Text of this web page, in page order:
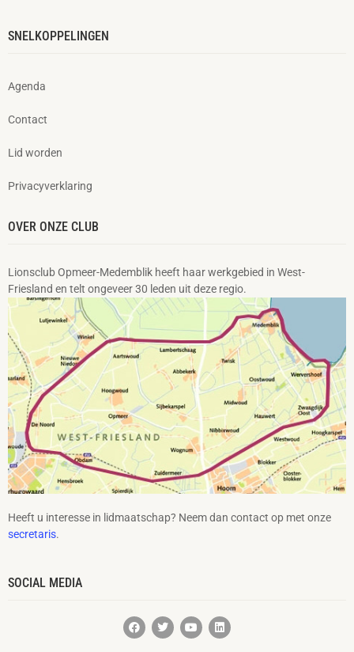
SNELKOPPELINGEN
Agenda
Contact
Lid worden
Privacyverklaring
OVER ONZE CLUB
Lionsclub Opmeer-Medemblik heeft haar werkgebied in West-
Friesland en telt ongeveer 30 leden uit deze regio.
Heeft u interesse in lidmaatschap? Neem dan contact op met onze
secretaris.
SOCIAL MEDIA